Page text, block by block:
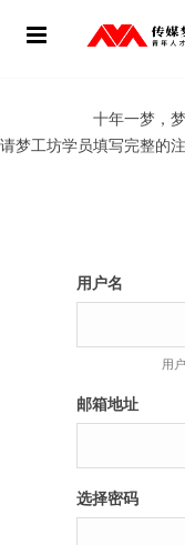
纪录片2 青年人不同
十年一梦，
请梦工坊学员填写完整的
用户名
用
邮箱地址
选择密码